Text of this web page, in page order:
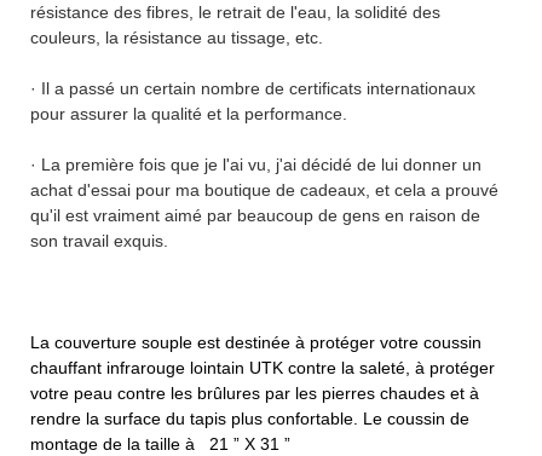
résistance des fibres, le retrait de l'eau, la solidité des
couleurs, la résistance au tissage, etc.
· Il a passé un certain nombre de certificats internationaux
pour assurer la qualité et la performance.
· La première fois que je l'ai vu, j'ai décidé de lui donner un
achat d'essai pour ma boutique de cadeaux, et cela a prouvé
qu'il est vraiment aimé par beaucoup de gens en raison de
son travail exquis.
La couverture souple est destinée à protéger votre coussin
chauffant infrarouge lointain UTK contre la saleté, à protéger
votre peau contre les brûlures par les pierres chaudes et à
rendre la surface du tapis plus confortable. Le coussin de
montage de la taille à
21 ” X 31 ”